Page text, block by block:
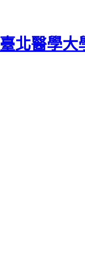
臺北醫學大